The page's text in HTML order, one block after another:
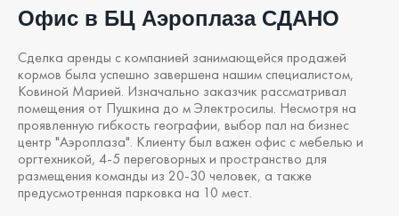
Офис в БЦ Аэроплаза СДАНО
Сделка аренды с компанией занимающейся продажей
кормов была успешно завершена нашим специалистом,
Ковиной Марией. Изначально заказчик рассматривал
помещения от Пушкина до м Электросилы. Несмотря на
проявленную гибкость географии, выбор пал на бизнес
центр "Аэроплаза". Клиенту был важен офис с мебелью и
оргтехникой, 4-5 переговорных и пространство для
размещения команды из 20-30 человек, а также
предусмотренная парковка на 10 мест.